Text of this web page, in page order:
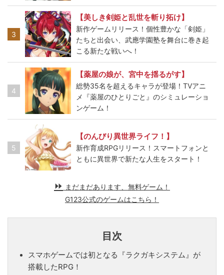
3
【美しき剣姫と乱世を斬り拓け】
新作ゲームリリース！個性豊かな「剣姫」
たちと出会い、武應学園塾を舞台に巻き起
こる新たな戦いへ！
4
【薬屋の娘が、宮中を揺るがす】
総勢35名を超えるキャラが登場！TVアニ
メ『薬屋のひとりごと』のシミュレーショ
ンゲーム！
5
【のんびり異世界ライフ！】
新作育成RPGリリース！スマートフォンと
ともに異世界で新たな人生をスタート！
まだまだあります、無料ゲーム！
G123公式のゲームはこちら！
目次
スマホゲームでは初となる『ラクガキシステム』が
搭載したRPG！